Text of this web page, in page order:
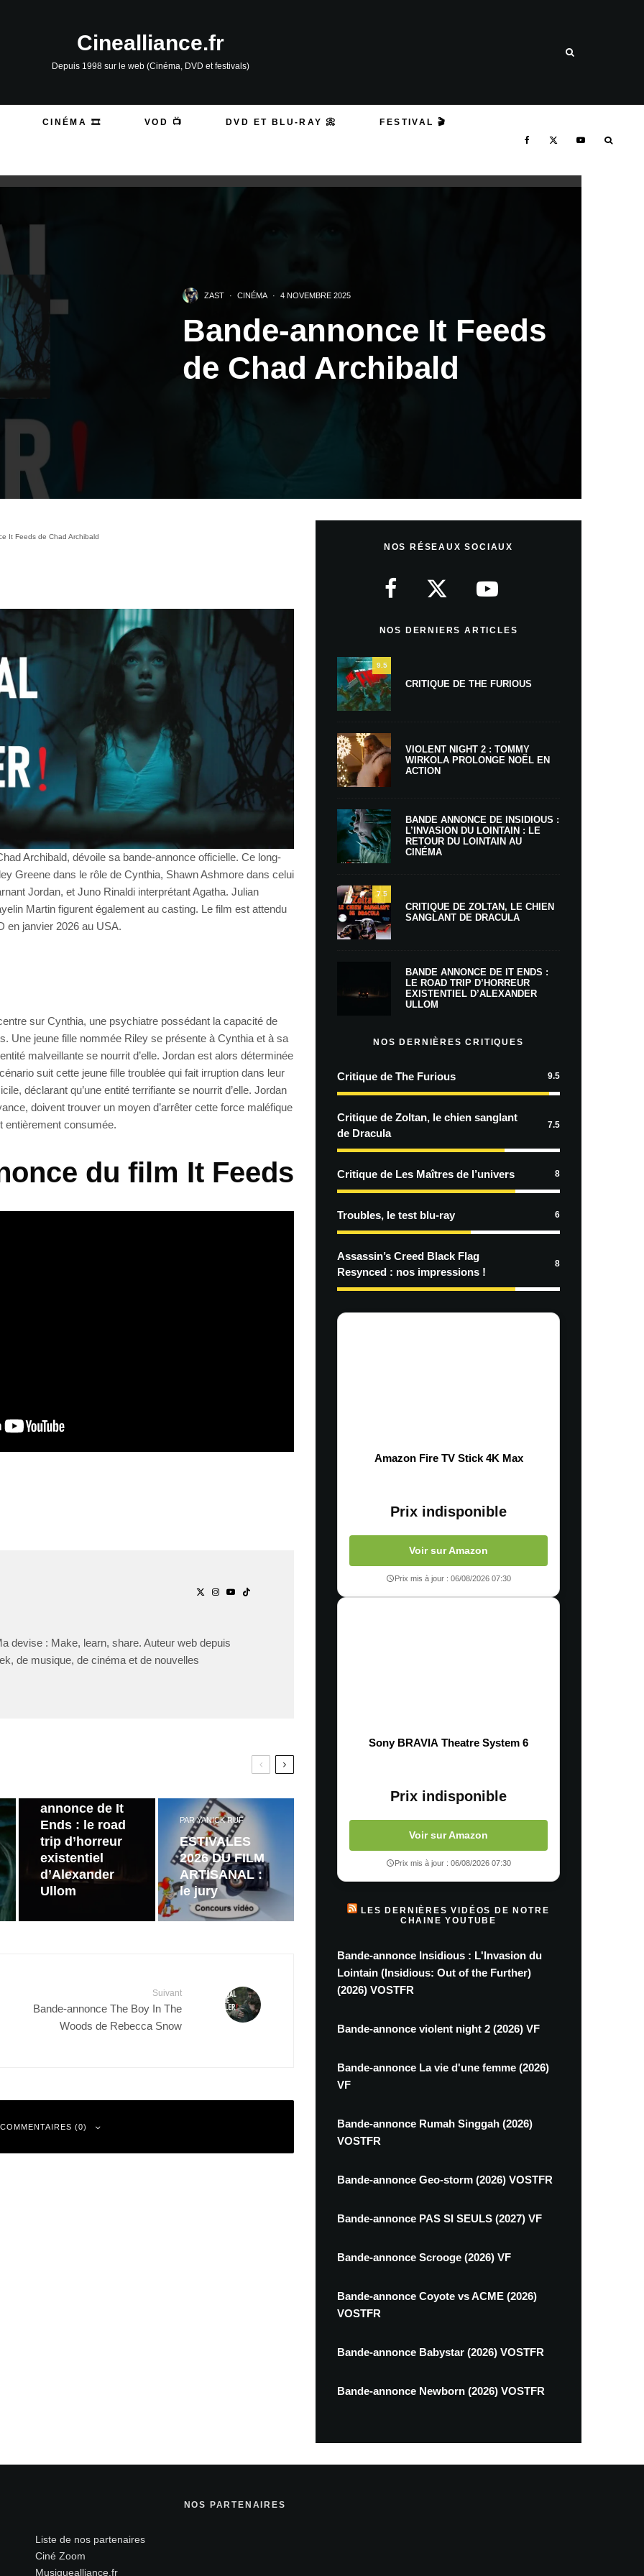
Cinealliance.fr
Depuis 1998 sur le web (Cinéma, DVD et festivals)
CINÉMA 🎞️ VOD 📺 DVD ET BLU-RAY 📀 FESTIVAL 🎬
ZAST · CINÉMA · 4 NOVEMBRE 2025
Bande-annonce It Feeds
de Chad Archibald
It Feeds de Chad Archibald
Archibald, dévoile sa bande-annonce officielle. Ce long-
Greene dans le rôle de Cynthia, Shawn Ashmore dans celui
Jordan, et Juno Rinaldi interprétant Agatha. Julian
Martin figurent également au casting. Le film est attendu
en janvier 2026 au USA.
sur Cynthia, une psychiatre possédant la capacité de
Une jeune fille nommée Riley se présente à Cynthia et à sa
malveillante se nourrit d’elle. Jordan est alors déterminée
suit cette jeune fille troublée qui fait irruption dans leur
déclarant qu’une entité terrifiante se nourrit d’elle. Jordan
doivent trouver un moyen d’arrêter cette force maléfique
entièrement consumée.
du film It Feeds
devise : Make, learn, share. Auteur web depuis
de musique, de cinéma et de nouvelles
annonce de It
Ends : le road
trip d’horreur
existentiel
d’Alexander
Ullom
PARYANICK RUF
ESTIVALES
2026 DU FILM
ARTISANAL :
le jury
Suivant
Bande-annonce The Boy In The
Woods de Rebecca Snow
(0)
NOS RÉSEAUX SOCIAUX
NOS DERNIERS ARTICLES
9.5
CRITIQUE DE THE FURIOUS
VIOLENT NIGHT 2 : TOMMY
WIRKOLA PROLONGE NOËL EN
ACTION
BANDE ANNONCE DE INSIDIOUS :
L’INVASION DU LOINTAIN : LE
RETOUR DU LOINTAIN AU
CINÉMA
7.5
CRITIQUE DE ZOLTAN, LE CHIEN
SANGLANT DE DRACULA
BANDE ANNONCE DE IT ENDS :
LE ROAD TRIP D’HORREUR
EXISTENTIEL D’ALEXANDER
ULLOM
NOS DERNIÈRES CRITIQUES
Critique de The Furious 9.5
Critique de Zoltan, le chien sanglant
de Dracula
7.5
Critique de Les Maîtres de l’univers 8
Troubles, le test blu-ray 6
Assassin’s Creed Black Flag
Resynced : nos impressions !
8
Amazon Fire TV Stick 4K Max
Prix indisponible
Voir sur Amazon
Prix mis à jour : 06/08/2026 07:30
Sony BRAVIA Theatre System 6
Prix indisponible
Voir sur Amazon
Prix mis à jour : 06/08/2026 07:30
LES DERNIÈRES VIDÉOS DE NOTRE
CHAINE YOUTUBE
Bande-annonce Insidious : L'Invasion du
Lointain (Insidious: Out of the Further)
(2026) VOSTFR
Bande-annonce violent night 2 (2026) VF
Bande-annonce La vie d'une femme (2026)
VF
Bande-annonce Rumah Singgah (2026)
VOSTFR
Bande-annonce Geo-storm (2026) VOSTFR
Bande-annonce PAS SI SEULS (2027) VF
Bande-annonce Scrooge (2026) VF
Bande-annonce Coyote vs ACME (2026)
VOSTFR
Bande-annonce Babystar (2026) VOSTFR
Bande-annonce Newborn (2026) VOSTFR
NOS PARTENAIRES
Liste de nos partenaires
Ciné Zoom
Musiquealliance.fr